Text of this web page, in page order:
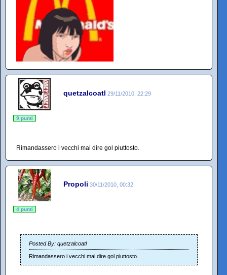
quetzalcoatl 29/11/2010, 22:29
9 punti
Rimandassero i vecchi mai dire gol piuttosto.
Propoli 30/11/2010, 00:32
4 punti
Posted By: quetzalcoatl
Rimandassero i vecchi mai dire gol piuttosto.